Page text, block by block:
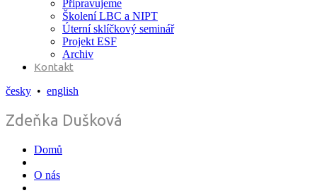
Připravujeme
Školení LBC a NIPT
Úterní sklíčkový seminář
Projekt ESF
Archiv
Kontakt
česky • english
Zdeňka Dušková
Domů
O nás